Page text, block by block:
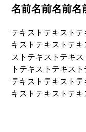
名前名前名前名
テキストテキスト
キストテキストテ
ストテキストテキ
トテキストテキス
テキストテキスト
キストテキストテ